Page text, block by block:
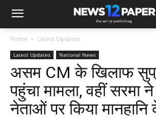
Home Latest Updates
Latest Updates National News
असम CM के खिलाफ
पहुंचा मामला, वहीं सरमा
नेताओं पर किया